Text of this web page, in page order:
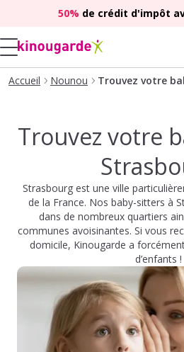
50% de crédit d'impôt
Accueil Nounou Trouvez votre
Trouvez votre
Strasbourg est une ville
de la France. Nos baby-sitters à
dans de nombreux quartiers
communes avoisinantes. Si vous
domicile, Kinougarde a
d’enfants !